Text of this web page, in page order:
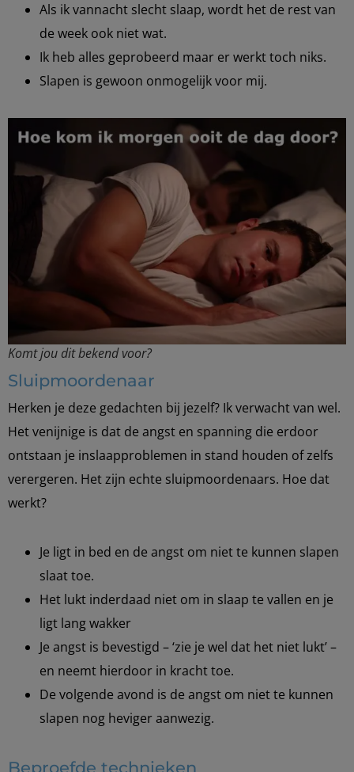
Als ik vannacht slecht slaap, wordt het de rest van
de week ook niet wat.
Ik heb alles geprobeerd maar er werkt toch niks.
Slapen is gewoon onmogelijk voor mij.
Komt jou dit bekend voor?
Sluipmoordenaar
Herken je deze gedachten bij jezelf? Ik verwacht van wel.
Het venijnige is dat de angst en spanning die erdoor
ontstaan je inslaapproblemen in stand houden of zelfs
verergeren. Het zijn echte sluipmoordenaars. Hoe dat
werkt?
Je ligt in bed en de angst om niet te kunnen slapen
slaat toe.
Het lukt inderdaad niet om in slaap te vallen en je
ligt lang wakker
Je angst is bevestigd – ‘zie je wel dat het niet lukt’ –
en neemt hierdoor in kracht toe.
De volgende avond is de angst om niet te kunnen
slapen nog heviger aanwezig.
Beproefde technieken